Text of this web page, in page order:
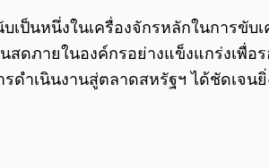
นับเป็นหนึ่งในเครื่องจักรหลักในกา
สดภายในองค์กรอย่างแข็งแกร่งเ
ดำเนินงานสู่ตลาดสหรัฐฯ ได้ชัดเจน